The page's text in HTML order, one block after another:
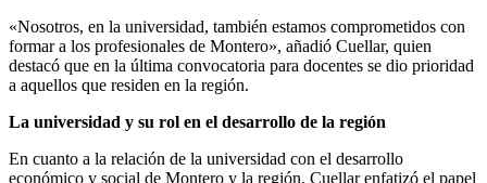
«Nosotros, en la universidad, también estamos comprometidos con
formar a los profesionales de Montero», añadió Cuellar, quien
destacó que en la última convocatoria para docentes se dio prioridad
a aquellos que residen en la región.
La universidad y su rol en el desarrollo de la región
En cuanto a la relación de la universidad con el desarrollo
económico y social de Montero y la región, Cuellar enfatizó el papel